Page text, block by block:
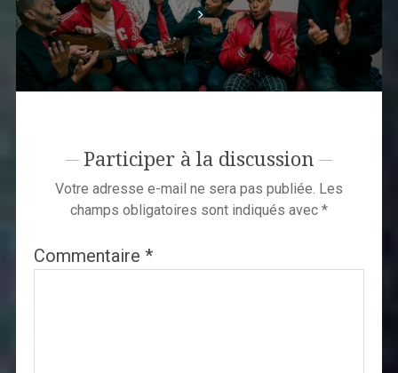
Participer à la discussion
Votre adresse e-mail ne sera pas publiée. Les
champs obligatoires sont indiqués avec *
Commentaire *